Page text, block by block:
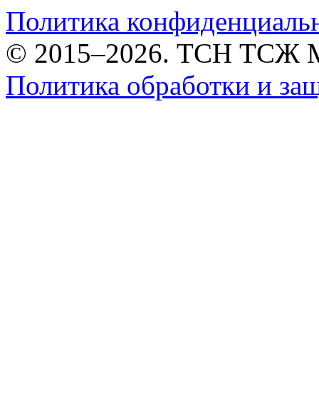
Политика
© 2015–2026. ТСН ТСЖ
Политика обработки и